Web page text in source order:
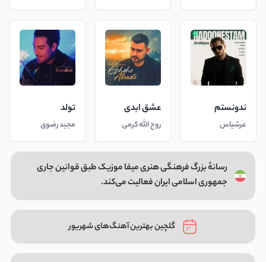
ندونستم
عرشیاس
عشق ابدی
روح الله کرمی
تولد
مجید رضوی
رسانهٔ بزرگ فرهنگی هنری میفا موزیک طبق قوانین جاری
جمهوری اسلامی ایران فعالیت می‌کند.
گلچین بهترین آهنگ‌های شهریور